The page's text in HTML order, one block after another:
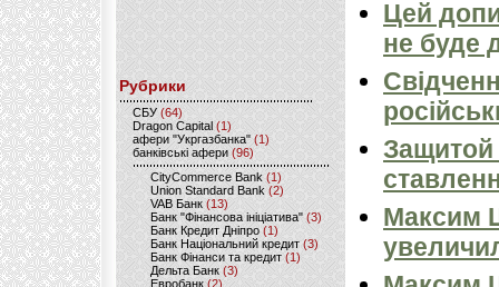
Рубрики
CБУ (64)
Dragon Capital (1)
афери "Укргазбанка" (1)
банківські афери (96)
CityCommerce Bank (1)
Union Standard Bank (2)
VAB Банк (13)
Банк "Фінансова ініціатива" (3)
Банк Кредит Дніпро (1)
Банк Національний кредит (3)
Банк Фінанси та кредит (1)
Дельта Банк (3)
Евробанк(2)
Цей
не буде
Защитой
Максим